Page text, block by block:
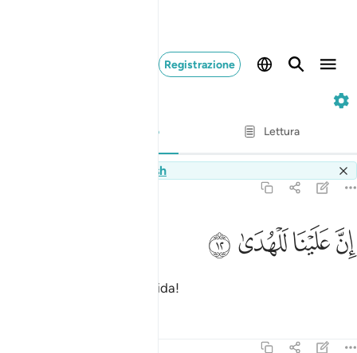
Registrazione
Versetto per versetto Lettura
: Hamza Roberto Piccardo
English
ان علينا للهدى ١٢
إِنَّ عَلَيْنَا لَلْهُدَىٰ ١٢
ﱋﱌﱍﱎ
In verità spetta a Noi la guida!